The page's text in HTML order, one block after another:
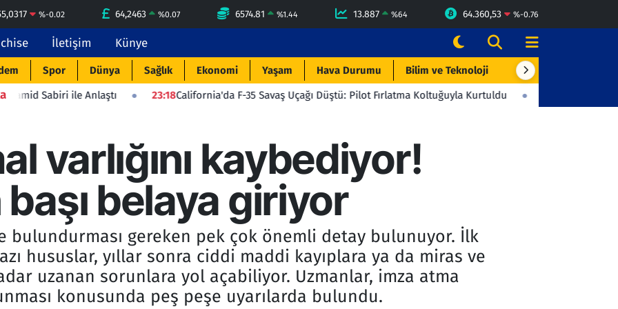
%-0.02 64,2463 %0.07 6574.81 %1.44 13.887 %64 64.360,53 %-0.76
İletişim Künye
Spor Dünya Sağlık Ekonomi Yaşam Hava Durumu Bilim ve Teknoloji Çevre & Doğa
ile Anlaştı 23:18California'da F-35 Savaş Uçağı Düştü: Pilot Fırlatma Koltuğuyla Kurtuldu 23:06 Beşiktaş'tan
varlığını kaybediyor!
belaya giriyor
bulundurması gereken pek çok önemli detay bulunuyor. İlk
hususlar, yıllar sonra ciddi maddi kayıplara ya da miras ve
uzanan sorunlara yol açabiliyor. Uzmanlar, imza atma
konusunda peş peşe uyarılarda bulundu.